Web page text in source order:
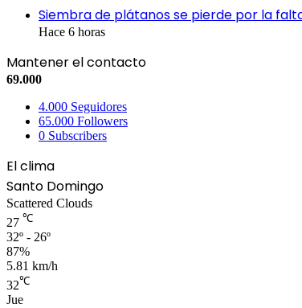
Siembra de plátanos se pierde por la
Hace 6 horas
Mantener el contacto
69.000
4.000 Seguidores
65.000 Followers
0 Subscribers
El clima
Santo Domingo
Scattered Clouds
27 ℃
32º - 26º
87%
5.81 km/h
32℃
Jue